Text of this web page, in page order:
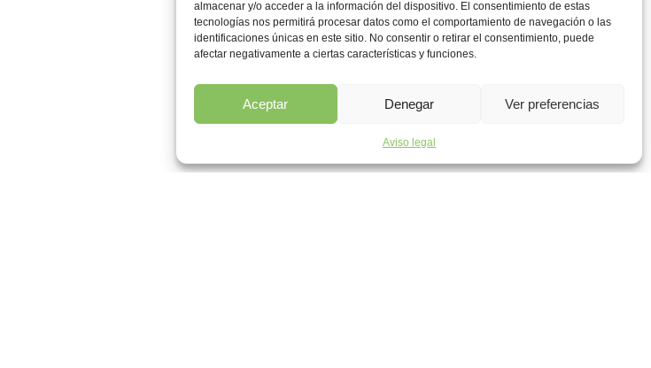
almacenar y/o acceder a la información del dispositivo. El consentimiento de estas
tecnologías nos permitirá procesar datos como el comportamiento de navegación o las
identificaciones únicas en este sitio. No consentir o retirar el consentimiento, puede
afectar negativamente a ciertas características y funciones.
Aceptar Denegar Ver preferencias
Aviso legal